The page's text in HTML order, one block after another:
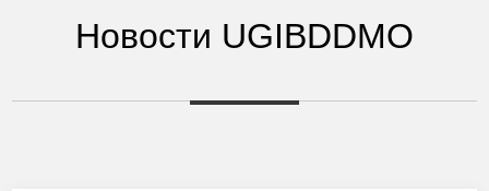
Новости UGIBDDMO